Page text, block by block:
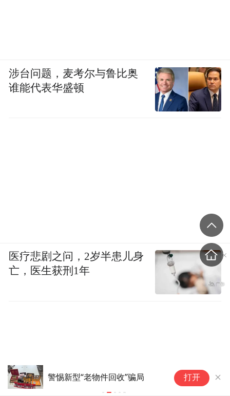
地图软件搜寻古遗迹，金属探测
仪“探宝”，作案地点多是在山
里，5名盗挖文物嫌疑人被西安
打开
涉台问题，麦考尔与鲁比奥
谁能代表华盛顿
医疗悲剧之问，2岁半患儿身
亡，医生获刑1年